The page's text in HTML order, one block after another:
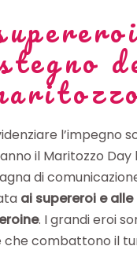
l’impegno
il Maritozzo Day
di
ai supereroi e alle
. I grandi eroi
che combattono il